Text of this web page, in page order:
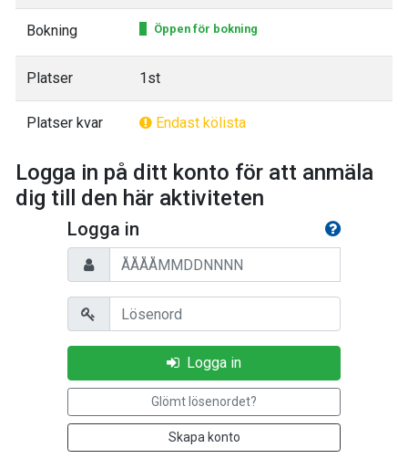
Bokning Öppen för bokning
Platser 1st
Platser kvar Endast kölista
Logga in på ditt konto för att anmäla
dig till den här aktiviteten
Logga in
Personnummer
Lösenord
Logga in
Glömt lösenordet?
Skapa konto